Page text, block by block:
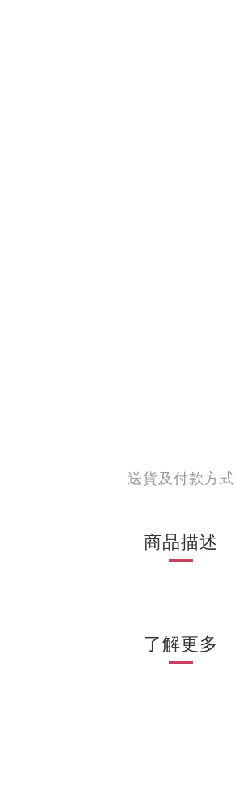
送貨及付款方式
商品描述
了解更多